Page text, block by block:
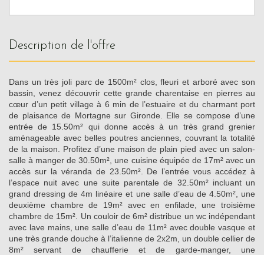
description de l'offre
Dans un très joli parc de 1500m² clos, fleuri et arboré avec son
bassin, venez découvrir cette grande charentaise en pierres au
cœur d’un petit village à 6 min de l’estuaire et du charmant port
de plaisance de Mortagne sur Gironde. Elle se compose d’une
entrée de 15.50m² qui donne accès à un très grand grenier
aménageable avec belles poutres anciennes, couvrant la totalité
de la maison. Profitez d’une maison de plain pied avec un salon-
salle à manger de 30.50m², une cuisine équipée de 17m² avec un
accès sur la véranda de 23.50m². De l’entrée vous accédez à
l’espace nuit avec une suite parentale de 32.50m² incluant un
grand dressing de 4m linéaire et une salle d’eau de 4.50m², une
deuxième chambre de 19m² avec en enfilade, une troisième
chambre de 15m². Un couloir de 6m² distribue un wc indépendant
avec lave mains, une salle d’eau de 11m² avec double vasque et
une très grande douche à l’italienne de 2x2m, un double cellier de
8m² servant de chaufferie et de garde-manger, une